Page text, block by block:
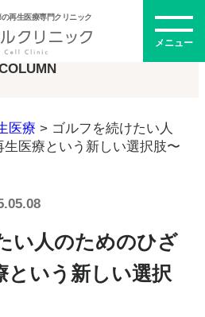
再生医療専門クリニック
メニュー
方へ
・料金
生医療とは
療
とは
ラム
医療 > ゴルフを続けたい人
医療という新しい選択肢〜
い人のためのひざ
という新しい選択